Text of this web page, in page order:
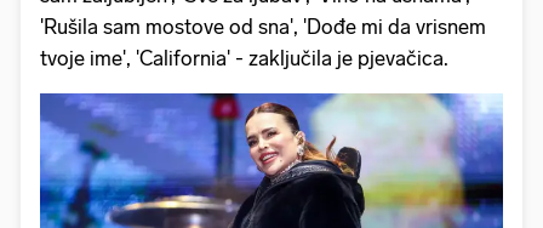
'Rušila sam mostove od sna', 'Dođe mi da vrisnem
tvoje ime', 'California' - zaključila je pjevačica.